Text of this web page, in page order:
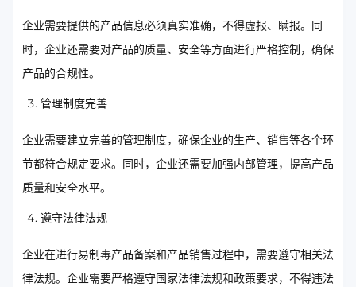
企业需要提供的产品信息必须真实准确，不得虚报、瞒报。同
时，企业还需要对产品的质量、安全等方面进行严格控制，确保
产品的合规性。
管理制度完善
企业需要建立完善的管理制度，确保企业的生产、销售等各个环
节都符合规定要求。同时，企业还需要加强内部管理，提高产品
质量和安全水平。
遵守法律法规
企业在进行易制毒产品备案和产品销售过程中，需要遵守相关法
律法规。企业需要严格遵守国家法律法规和政策要求，不得违法